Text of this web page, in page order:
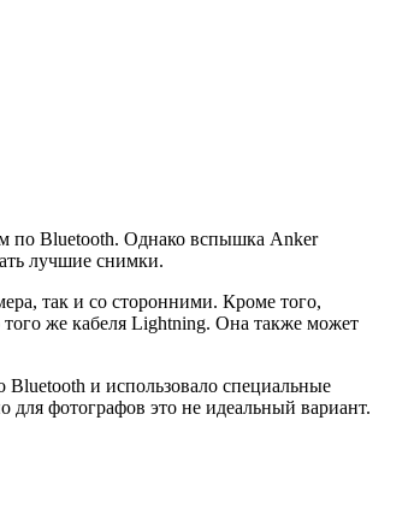
по Bluetooth. Однако вспышка Anker
лучшие снимки.
так и со сторонними. Кроме того,
же кабеля Lightning. Она также может
и использовало специальные
фотографов это не идеальный вариант.